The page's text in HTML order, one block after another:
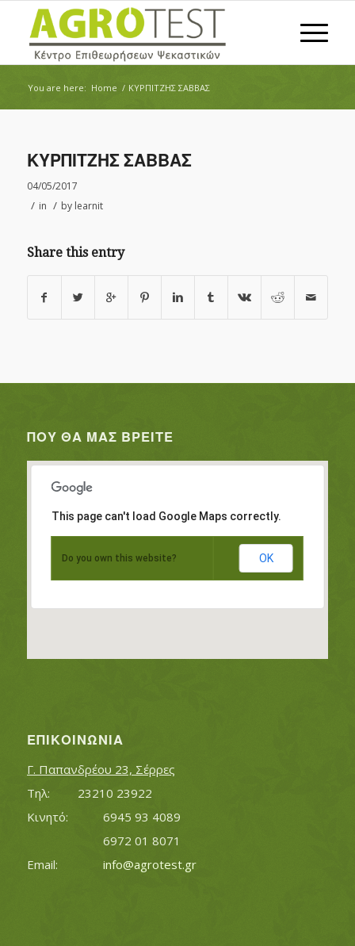
You are here: Home / ΚΥΡΠΙΤΖΗΣ ΣΑΒΒΑΣ
ΚΥΡΠΙΤΖΗΣ ΣΑΒΒΑΣ
04/05/2017
/ in / by learnit
Share this entry
ΠΟΥ ΘΑ ΜΑΣ ΒΡΕΊΤΕ
This page can't load Google Maps correctly.
Do you own this website? OK
ΕΠΙΚΟΙΝΩΝΊΑ
Γ. Παπανδρέου 23, Σέρρες
Τηλ:		23210 23922
Κινητό:		6945 93 4089
			6972 01 8071
info@agrotest.gr